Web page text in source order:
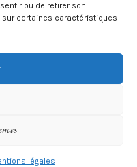
ou de retirer son
certaines caractéristiques
légales
vintage only.